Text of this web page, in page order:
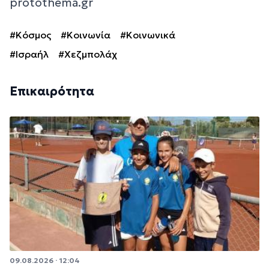
#Κόσμος #Κοινωνία
#Κοινωνικά
#Ισραήλ
#Χεζμπολάχ
Επικαιρότητα
09.08.2026 · 12:04